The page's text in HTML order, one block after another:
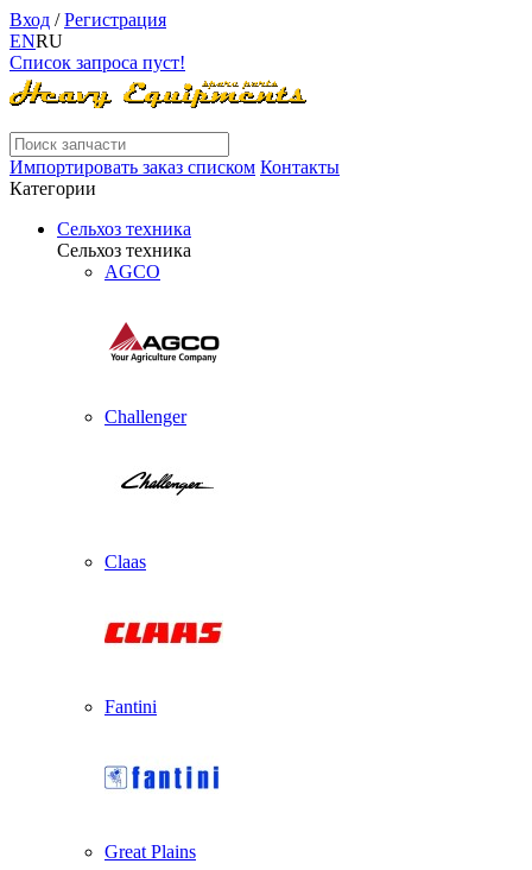
Вход /Регистрация
ENRU
Список запроса пуст!
Импортировать заказ списком Контакты
Категории
Сельхоз техника
Сельхоз техника
AGCO
Challenger
Claas
Fantini
Great Plains